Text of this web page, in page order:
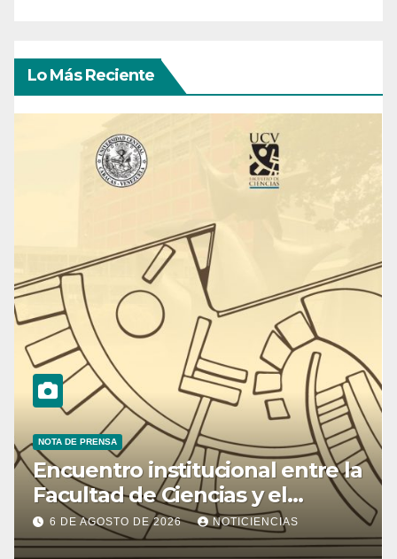
Lo Más Reciente
NOTA DE PRENSA
Encuentro institucional entre la
Facultad de Ciencias y el
Ministerio de Ciencia y
Tecnología
6 DE AGOSTO DE 2026 NOTICIENCIAS